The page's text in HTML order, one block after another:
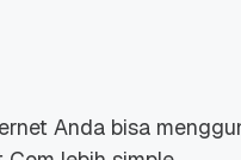
Anda bisa